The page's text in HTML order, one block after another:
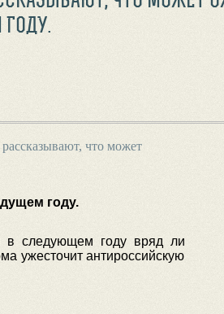
что может
году.
в следующем году вряд ли
ужесточит антироссийскую